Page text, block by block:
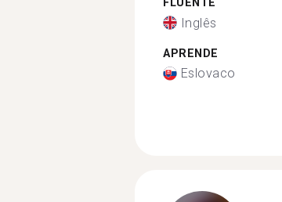
FLUENTE
Inglês
APRENDE
Eslovaco